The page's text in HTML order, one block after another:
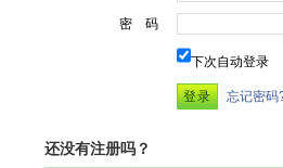
密 码
下次自动登录
忘记密码
还没有注册吗？